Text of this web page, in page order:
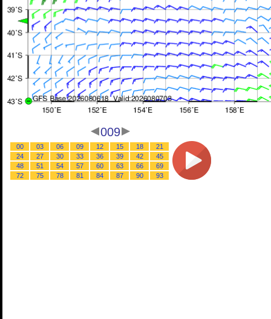
009
00 03 06 09 12 15 18
21
24
27 30 33 36 39 42
45
48
51 54 57 60 63 66
69
72
75 78 81 84 87 90 93